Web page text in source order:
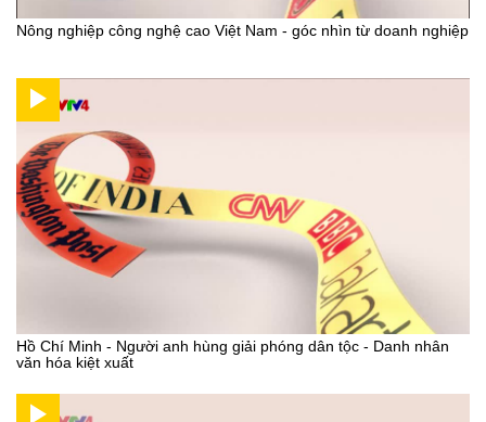
Nông nghiệp công nghệ cao Việt Nam - góc nhìn từ doanh nghiệp
Hồ Chí Minh - Người anh hùng giải phóng dân tộc - Danh nhân
văn hóa kiệt xuất